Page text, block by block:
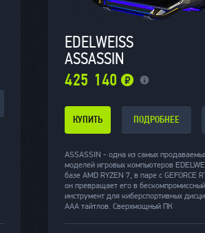
EDELWEISS
ASSASSIN
425 140
КУПИТЬ ПОДРОБНЕЕ
ASSASSIN - одна из самых
моделей игровых компьютеров
базе AMD RYZEN 7, в паре с GEFORCE
он превращает его в бескомпромиссный
инструмент для киберспортивных
AAA тайтлов. Сверхмощный ПК